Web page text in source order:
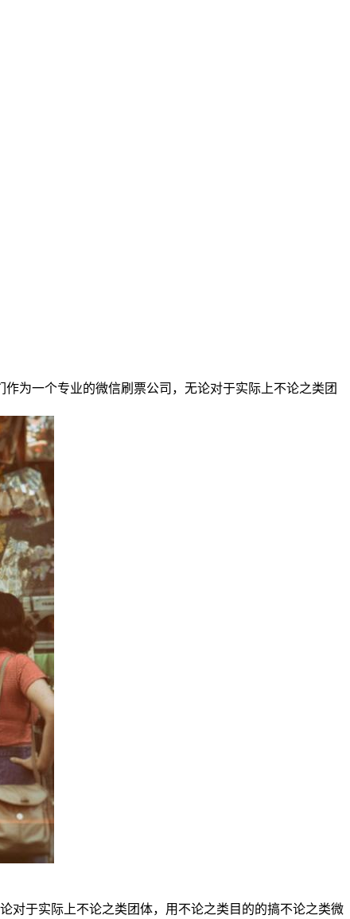
为一个专业的微信刷票公司，无论对于实际上不论之类团
对于实际上不论之类团体，用不论之类目的的搞不论之类微